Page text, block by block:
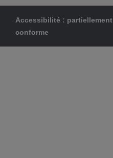
Accessibilité : partiellement
conforme